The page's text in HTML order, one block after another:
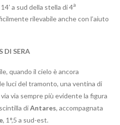
a sud della stella di 4a
rilevabile anche con l’aiuto
DI SERA
quando il cielo è ancora
luci del tramonto, una ventina di
via sempre più evidente la figura
diAntares, accompagnata
, 1°,5 a sud-est.